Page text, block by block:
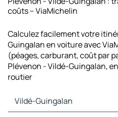
coûts – ViaMichelin
Calculez facilement votre
Guingalan en voiture avec
(péages, carburant, coût par
Plévenon - Vildé-Guingalan,
routier
Vildé-Guingalan